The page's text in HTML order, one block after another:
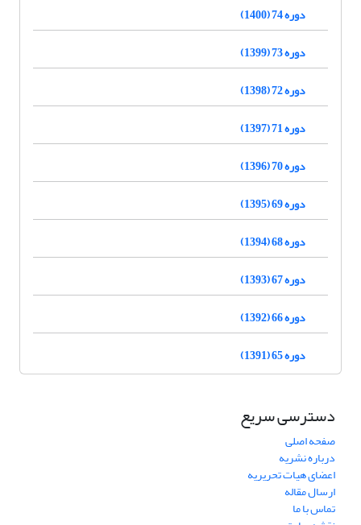
دوره 74 (1400)
دوره 73 (1399)
دوره 72 (1398)
دوره 71 (1397)
دوره 70 (1396)
دوره 69 (1395)
دوره 68 (1394)
دوره 67 (1393)
دوره 66 (1392)
دوره 65 (1391)
دسترسی سریع
صفحه اصلی
درباره نشریه
اعضای هیات تحریریه
ارسال مقاله
تماس با ما